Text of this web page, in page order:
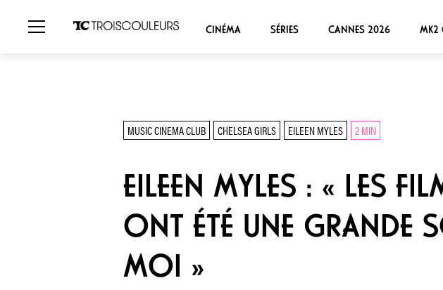
CINÉMA SÉRIES CANNES 2026 MK2
MUSIC CINEMA CLUB CHELSEA GIRLS EILEEN MYLES 2 MIN
EILEEN MYLES : « LES
ONT ÉTÉ UNE GRANDE
MOI »